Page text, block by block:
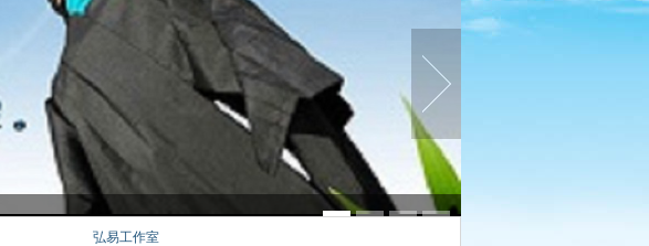
弘易工作室：林石玉携正统易学，传千年文化，筑万家宜居格局